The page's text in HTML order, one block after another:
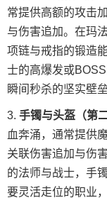
常提供高额的攻击
与伤害追加。在玛
项链与戒指的锻造
士的高爆发或
瞬间秒杀的坚实壁垒
手镯与头盔（第
血奔涌，通常提供
关联伤害追加与伤
的法师与战士，手
要灵活走位的职业